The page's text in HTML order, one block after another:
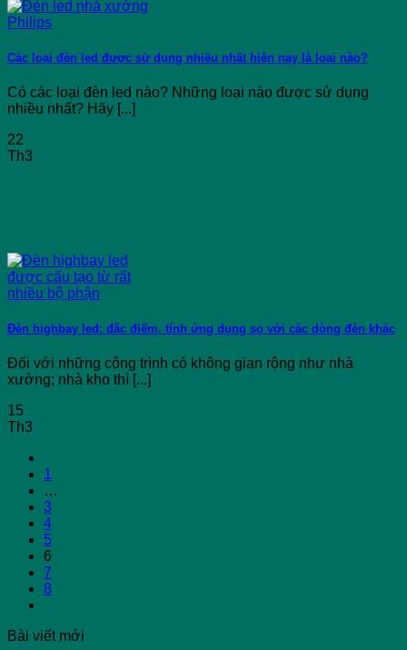
Các loại đèn led được sử dụng nhiều nhất hiện nay là loại nào?
Có các loại đèn led nào? Những loại nào được sử dụng
nhiều nhất? Hãy [...]
22
Th3
Đèn highbay led: đặc điểm, tính ứng dụng so với các dòng đèn khác
Đối với những công trình có không gian rộng như nhà
xưởng; nhà kho thì [...]
15
Th3
1
…
3
4
5
6
7
8
Bài viết mới